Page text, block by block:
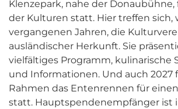
Klenzepark, nahe der
der Kulturen statt. Hier treffen sich,
vergangenen Jahren, die
ausländischer Herkunft. Sie
vielfältiges Programm, kulinarische
und Informationen. Und auch 2027
Rahmen das Entenrennen für
statt. Hauptspendenempfänger ist